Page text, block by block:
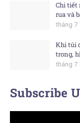
Chi tiết
rua và
tháng 7
Khi túi
trong,
tháng 7
Subscribe